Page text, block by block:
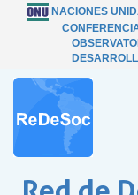
NACIONES